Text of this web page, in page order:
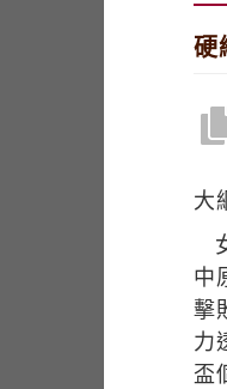
硬
大
中
擊
力
盃